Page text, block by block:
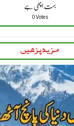
بہت اچھی ہے
0 Votes
مزید پڑھیں